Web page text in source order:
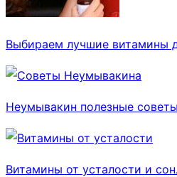
Выбираем лучшие витамины
Неумывакин полезные
Витамины от усталости и